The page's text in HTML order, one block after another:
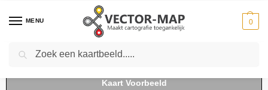
MENU 0
Home Kaarten - Stedenkaarten